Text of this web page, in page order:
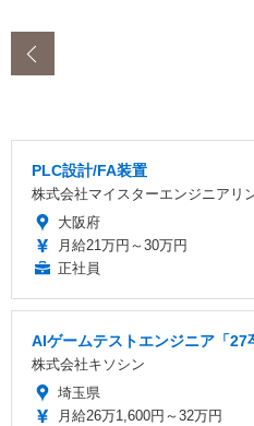
PLC設計/FA装置
株式会社マイスターエンジニアリ
大阪府
月給21万円～30万円
正社員
AIゲームテストエンジニア「27
株式会社キソシン
埼玉県
月給26万1,600円～32万円